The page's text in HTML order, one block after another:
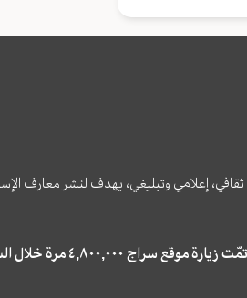
ثقافي، إعلامي وتبليغي، يهدف لنشر معارف
تمّت زيارة موقع سراج ٤,٨٠٠,٠٠٠ مرة خلال الستة أشهر الماضية، كما ظهر في نتائج البحث في محركات البحث٢٢,٢٩٠,٠٠٠ مرّة.